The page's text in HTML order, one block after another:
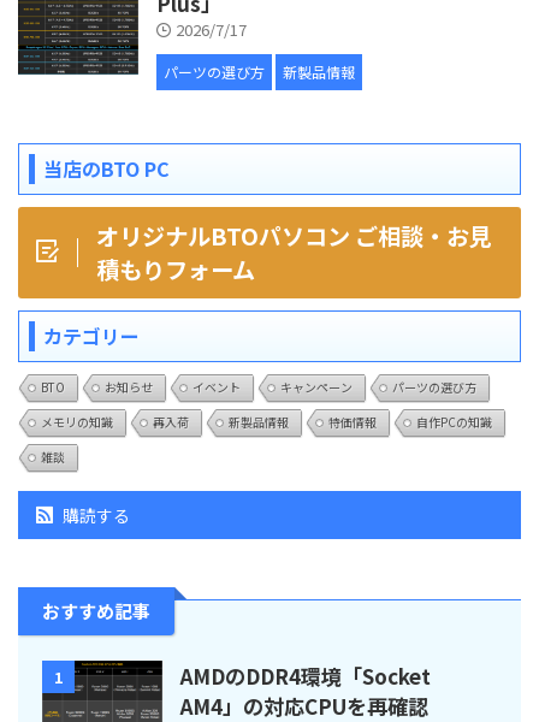
2026/7/17
パーツの選び方 新製品情報
当店のBTO PC
オリジナルBTOパソコン ご相談・お見
積もりフォーム
カテゴリー
BTO お知らせ イベント キャンペーン
パーツの選び方
メモリの知識
再入荷 新製品情報 特価情報
自作PCの知識
雑談
購読する
おすすめ記事
1
AMDのDDR4環境「Socket
AM4」の対応CPUを再確認